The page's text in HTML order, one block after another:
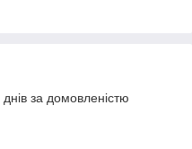
за домовленістю